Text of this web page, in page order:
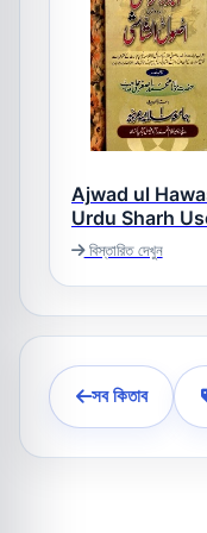
Ajwad ul
Urdu Sharh
ush Shashi اجود
الحواشی اردو شرح
اصول الشاشی
বিস্তারিত দেখুন
সব কিতাব